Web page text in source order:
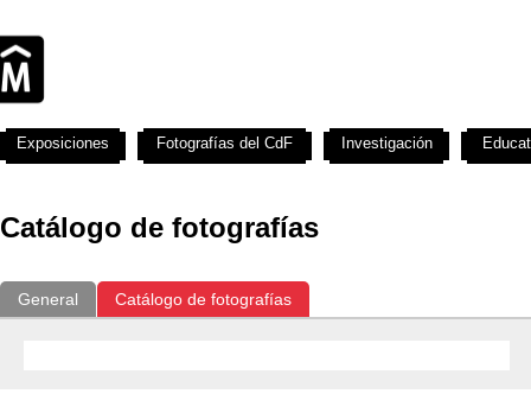
Catálogo de fotografías
General Catálogo de fotografías
Exposiciones Fotografías del CdF Investigación